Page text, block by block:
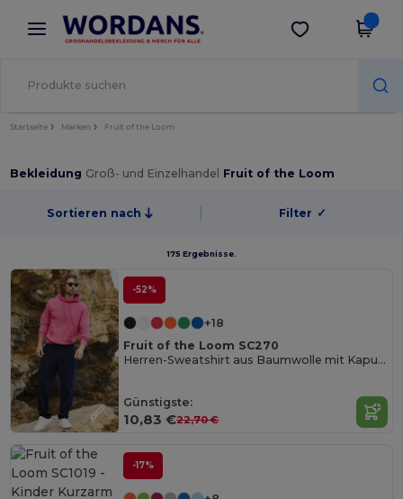
× Wordans App
Bessere Preise in der App!
App holen
Startseite Marken Fruit of the Loom
Bekleidung Groß- und Einzelhandel Fruit of the Loom
Sortieren nach Filter ✓
175 Ergebnisse.
-52%
+18
Fruit of the Loom SC270
Herren-Sweatshirt aus Baumwolle mit Kapuze
Günstigste:
10,83 €22,70 €
-17%